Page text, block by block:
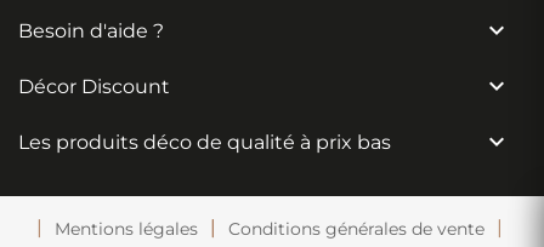
Besoin d'aide ? 
Décor Discount 
Les produits déco de qualité à prix bas 
Mentions légales Conditions générales de vente